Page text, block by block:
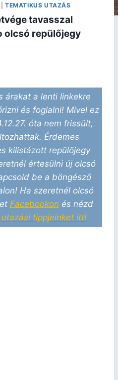
|TEMATIKUS UTAZÁS
tavasszal
olcsó repülőjegy
árakat a lenti linkekre
és foglalni! Mivel ez
óta nem frissült,
Érdemes
kilistázott repülőjegy
értesülni új olcsó
be a böngésző
Ha szeretnél olcsó
Facebookon és nézd
utazási tippjeinket itt!